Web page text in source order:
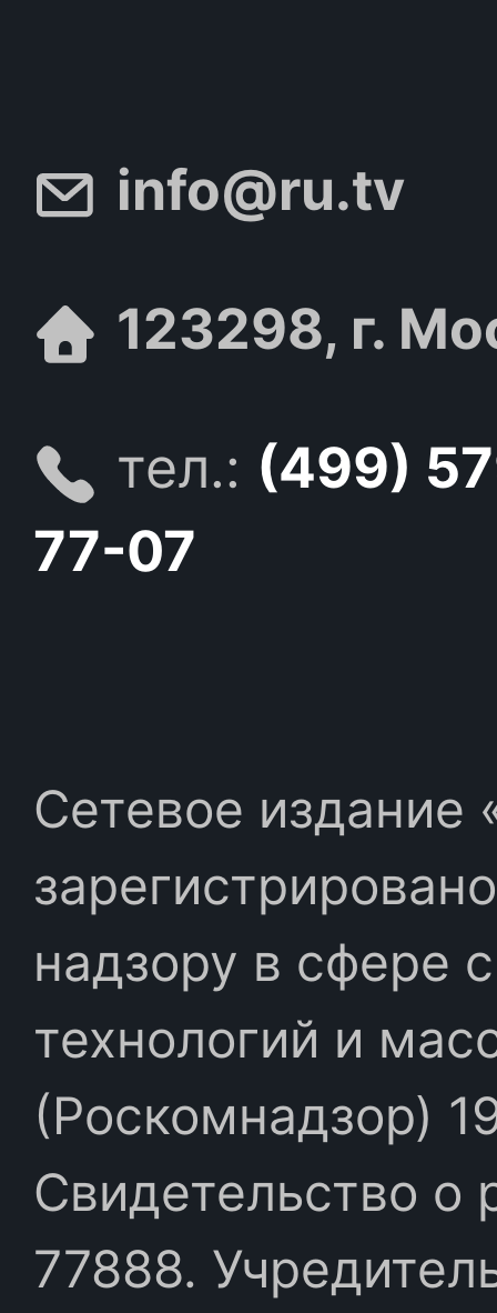
info@ru.tv
123298, г.
тел.: (499)
77-07
Сетевое издание
надзору в сфере
технологий и
(Роскомнадзор)
Свидетельство
77888.